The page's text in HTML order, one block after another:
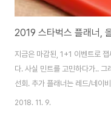
2019 스타벅스 플래너,
지금은 마감된, 1+1 이벤트로
다. 사실 민트를 고민하다가..
선회. 추가 플래너는 레드/네이
에 작게 보이네요. 다시 몰스킨
2018. 11. 9.